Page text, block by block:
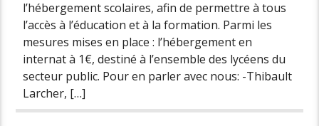
l’hébergement scolaires, afin de permettre à tous
l’accès à l’éducation et à la formation. Parmi les
mesures mises en place : l’hébergement en
internat à 1€, destiné à l’ensemble des lycéens du
secteur public. Pour en parler avec nous: -Thibault
Larcher, […]